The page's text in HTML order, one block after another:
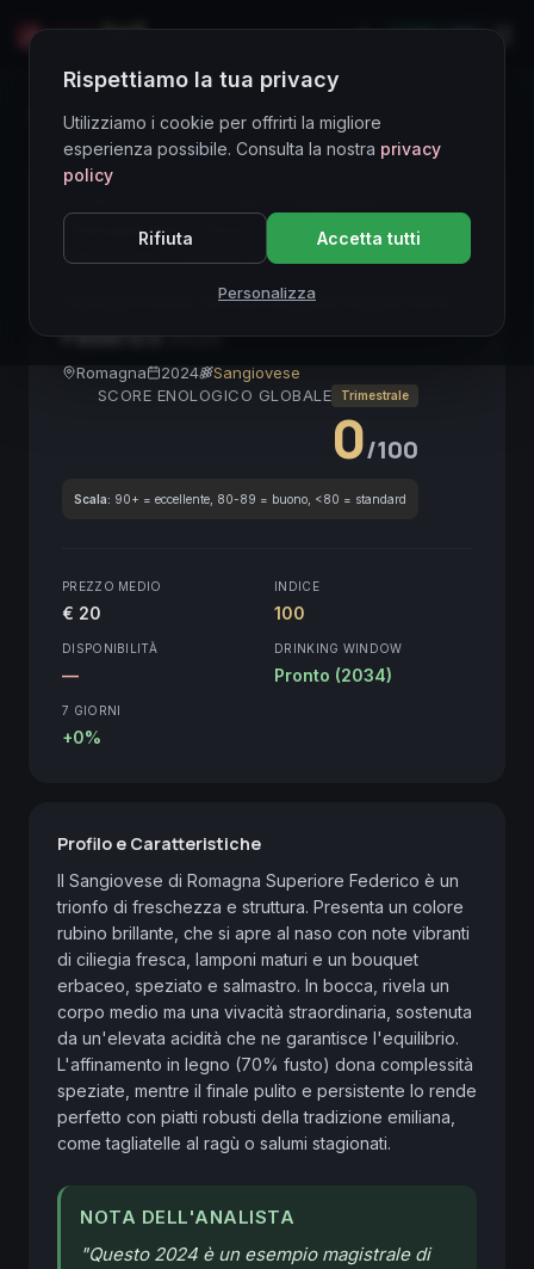
LIVE
Directory Vini
Romagna DOC
Biologico
Medio Corpo
Vino da Tavola
Sangiovese di Romagna Superiore
2024
Romagna 2024
Sangiovese
SCORE ENOLOGICO GLOBALE
Trimestrale
0/100
Scala: 90+ = eccellente, 80-89 = buono, <80 = standard
PREZZO MEDIO
€ 20
INDICE
100
DISPONIBILITÀ
—
DRINKING WINDOW
Pronto (2034)
7 GIORNI
+0%
Profilo e Caratteristiche
Il Sangiovese di Romagna Superiore Federico è un
trionfo di freschezza e struttura. Presenta un colore
rubino brillante, che si apre al naso con note vibranti
di ciliegia fresca, lamponi maturi e un bouquet
erbaceo, speziato e salmastro. In bocca, rivela un
corpo medio ma una vivacità straordinaria, sostenuta
da un'elevata acidità che ne garantisce l'equilibrio.
L'affinamento in legno (70% fusto) dona complessità
speziate, mentre il finale pulito e persistente lo rende
perfetto con piatti robusti della tradizione emiliana,
come tagliatelle al ragù o salumi stagionati.
NOTA DELL'ANALISTA
"Questo 2024 è un esempio magistrale di
Rispettiamo la tua privacy
Utilizziamo i cookie per offrirti la migliore
esperienza possibile. Consulta la nostra privacy
policy
Rifiuta Accetta tutti
Personalizza